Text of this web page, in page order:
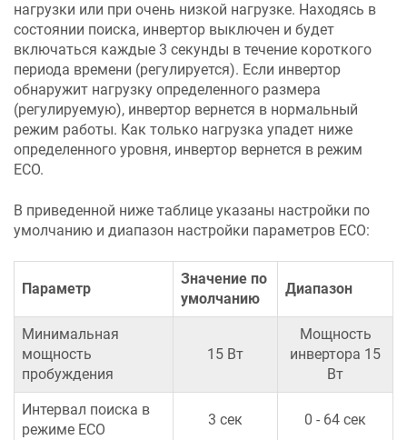
нагрузки или при очень низкой нагрузке. Находясь в
состоянии поиска, инвертор выключен и будет
включаться каждые 3 секунды в течение короткого
периода времени (регулируется). Если инвертор
обнаружит нагрузку определенного размера
(регулируемую), инвертор вернется в нормальный
режим работы. Как только нагрузка упадет ниже
определенного уровня, инвертор вернется в режим
ECO.
В приведенной ниже таблице указаны настройки по
умолчанию и диапазон настройки параметров ECO:
Параметр
Значение по
умолчанию
Диапазон
Минимальная
мощность
пробуждения
15 Вт
Мощность
инвертора 15
Вт
Интервал поиска в
режиме ECO
3 сек 0 - 64 сек